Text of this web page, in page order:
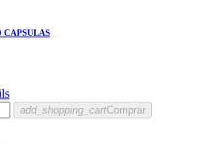
CAPSULAS
add_shopping_cartComprar